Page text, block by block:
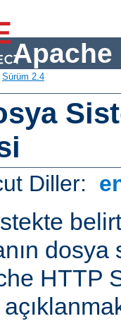
Apache
Sürüm 2.4
Diller:
HTTP